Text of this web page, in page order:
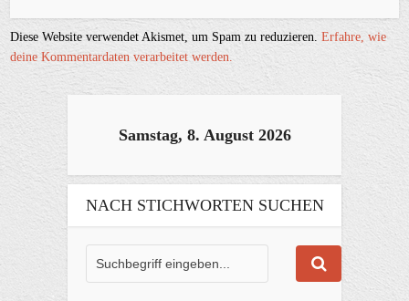
Diese Website verwendet Akismet, um Spam zu reduzieren.Erfahre, wie
deine Kommentardaten verarbeitet werden.
Samstag, 8. August 2026
NACH STICHWORTEN SUCHEN